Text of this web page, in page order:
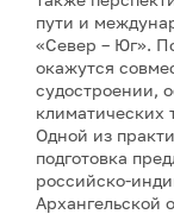
пути и
«Север – Юг».
окажутся
судостроении,
климатических
Одной из
подготовка
российско-
Архангельской